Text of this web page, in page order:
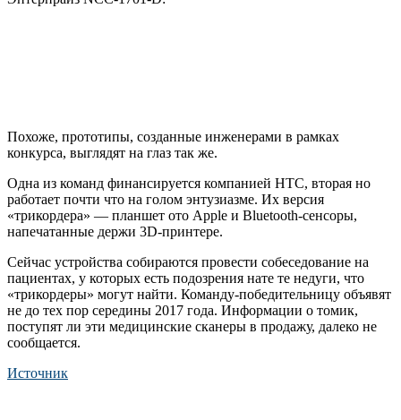
Похоже, прототипы, созданные инженерами в рамках
конкурса, выглядят на глаз так же.
Одна из команд финансируется компанией HTC, вторая но
работает почти что на голом энтузиазме. Их версия
«трикордера» — планшет ото Apple и Bluetooth-сенсоры,
напечатанные держи 3D-принтере.
Сейчас устройства собираются провести собеседование на
пациентах, у которых есть подозрения нате те недуги, что
«трикордеры» могут найти. Команду-победительницу объявят
не до тех пор середины 2017 года. Информации о томик,
поступят ли эти медицинские сканеры в продажу, далеко не
сообщается.
Источник